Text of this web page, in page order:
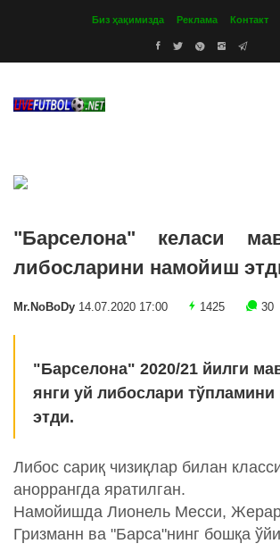
Биз ҳақимизда Реклама Контакт
"Барселона" келаси
либосларини намойиш
Mr.NoBoDy 14.07.2020 17:00 1425 30
"Барселона" 2020/21 йилги
янги уй либослари
этди.
Либос сариқ чизиқлар билан
аноррангда яратилган.
Намойишда Лионель Месси,
Гризманн ва "Барса"нинг бошқа